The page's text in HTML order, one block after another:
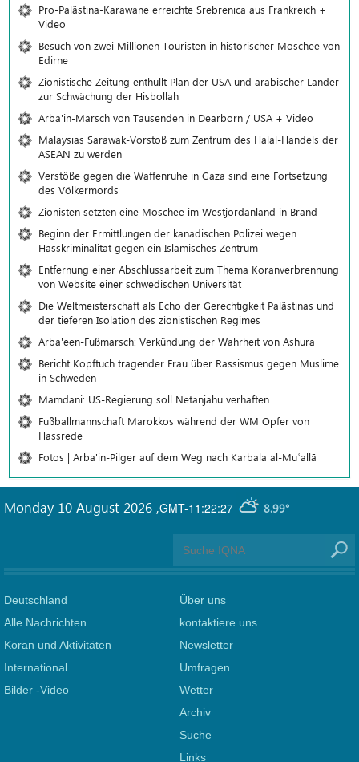
Pro-Palästina-Karawane erreichte Srebrenica aus Frankreich +
Video
Besuch von zwei Millionen Touristen in historischer Moschee von
Edirne
Zionistische Zeitung enthüllt Plan der USA und arabischer Länder
zur Schwächung der Hisbollah
Arba'in-Marsch von Tausenden in Dearborn / USA + Video
Malaysias Sarawak-Vorstoß zum Zentrum des Halal-Handels der
ASEAN zu werden
Verstöße gegen die Waffenruhe in Gaza sind eine Fortsetzung
des Völkermords
Zionisten setzten eine Moschee im Westjordanland in Brand
Beginn der Ermittlungen der kanadischen Polizei wegen
Hasskriminalität gegen ein Islamisches Zentrum
Entfernung einer Abschlussarbeit zum Thema Koranverbrennung
von Website einer schwedischen Universität
Die Weltmeisterschaft als Echo der Gerechtigkeit Palästinas und
der tieferen Isolation des zionistischen Regimes
Arba'een-Fußmarsch: Verkündung der Wahrheit von Ashura
Bericht Kopftuch tragender Frau über Rassismus gegen Muslime
in Schweden
Mamdani: US-Regierung soll Netanjahu verhaften
Fußballmannschaft Marokkos während der WM Opfer von
Hassrede
Fotos | Arba'in-Pilger auf dem Weg nach Karbala al-Muʿallā
GMT-11:22:27 8.99°
Monday 10 August 2026 ,
Deutschland
Alle Nachrichten
Koran und Aktivitäten
International
Bilder -Video
Über uns
kontaktiere uns
Newsletter
Umfragen
Wetter
Archiv
Suche
Links